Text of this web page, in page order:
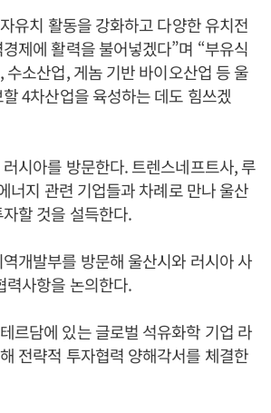
유치 활동을 강화하고 다양한 유치전
제에 활력을 불어넣겠다”며 “부유식
수소산업, 게놈 기반 바이오산업 등 울
4차산업을 육성하는 데도 힘쓰겠
시아를 방문한다. 트렌스네프트사, 루
너지 관련 기업들과 차례로 만나 울산
할 것을 설득한다.
개발부를 방문해 울산시와 러시아 사
력사항을 논의한다.
르담에 있는 글로벌 석유화학 기업 라
전략적 투자협력 양해각서를 체결한